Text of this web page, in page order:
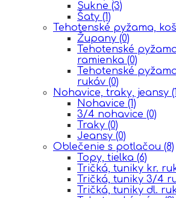
Sukne (3)
Šaty (1)
Tehotenské pyžama,
Župany (0)
Tehotenské
ramienka (0)
Tehotenské
rukáv (0)
Nohavice, traky, jeansy
Nohavice (1)
3/4 nohavice (0)
Traky (0)
Jeansy (0)
Oblečenie s potlačou (8)
Topy, tielka (6)
Tričká, tuniky kr.
Tričká, tuniky 3/4
Tričká, tuniky dl.